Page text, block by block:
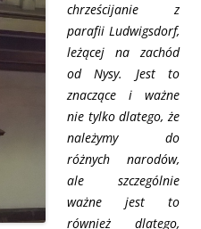
chrześcijanie z
parafii Ludwigsdorf,
leżącej na zachód
od Nysy. Jest to
znaczące i ważne
nie tylko dlatego, że
należymy do
różnych narodów,
ale szczególnie
ważne jest to
również dlatego,